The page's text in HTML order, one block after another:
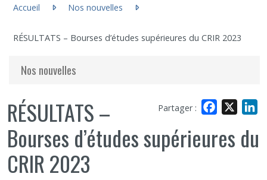
À propos
Recherche
Membres
Étudiants
Partageons nos savoirs
Accueil
Nos nouvelles
RÉSULTATS – Bourses d’études supérieures du CRIR 2023
Nos nouvelles
Partager : Facebook
RÉSULTATS –
Bourses d’études supérieures du
CRIR 2023